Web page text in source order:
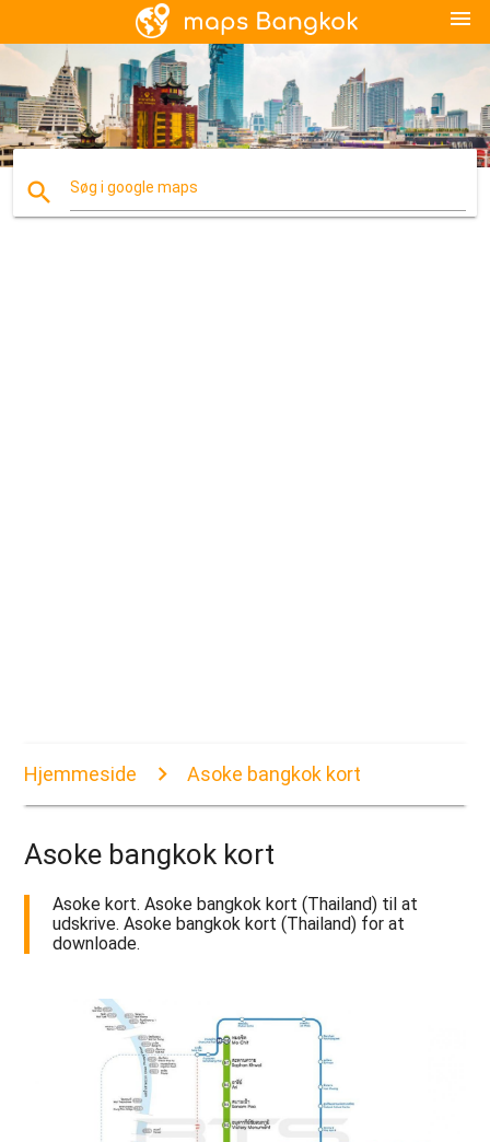
menu
search Søg i google maps
Hjemmeside Asoke bangkok kort
Asoke bangkok kort
Asoke kort. Asoke bangkok kort (Thailand) til at
udskrive. Asoke bangkok kort (Thailand) for at
downloade.